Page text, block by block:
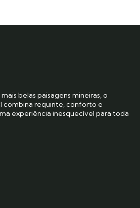
belas paisagens mineiras, o
combina requinte, conforto e
experiência inesquecível para toda